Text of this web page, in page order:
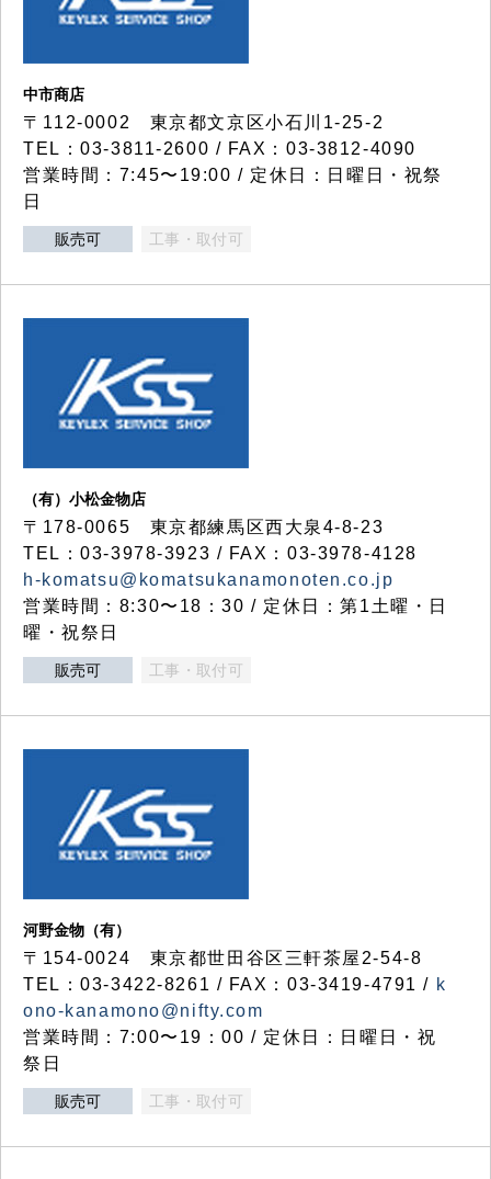
中市商店
〒112-0002 東京都文京区小石川1-25-2
TEL：03-3811-2600 / FAX：03-3812-4090
営業時間：7:45〜19:00 / 定休日：日曜日・祝祭
日
販売可 工事・取付可
（有）小松金物店
〒178-0065 東京都練馬区西大泉4-8-23
TEL：03-3978-3923 / FAX：03-3978-4128
h-komatsu@komatsukanamonoten.co.jp
営業時間：8:30〜18：30 / 定休日：第1土曜・日
曜・祝祭日
販売可 工事・取付可
河野金物（有）
〒154-0024 東京都世田谷区三軒茶屋2-54-8
TEL：03-3422-8261 / FAX：03-3419-4791 / k
ono-kanamono@nifty.com
営業時間：7:00〜19：00 / 定休日：日曜日・祝
祭日
販売可 工事・取付可